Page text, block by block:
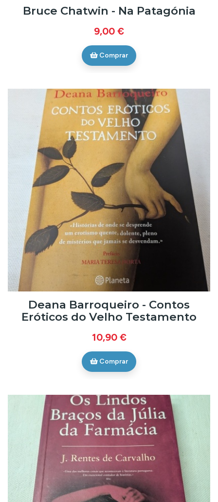
Bruce Chatwin - Na Patagónia
9,00 €
Comprar
Deana Barroqueiro - Contos
Eróticos do Velho Testamento
10,90 €
Comprar